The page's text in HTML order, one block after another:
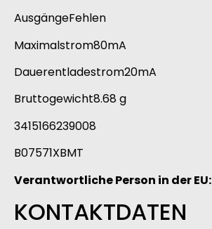
AusgängeFehlen
Maximalstrom80mA
Dauerentladestrom20mA
Bruttogewicht8.68 g
3415166239008
B07571XBMT
Verantwortliche Person in der EU:
KONTAKTDATEN